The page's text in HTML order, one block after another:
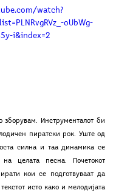
watch?
oUbWg-
i&index=2
зборувам. Инструменталот би
пиратски рок. Уште од
силна и таа динамика се
целата песна. Почетокот
кои се подготвуваат да
исто како и мелодијата